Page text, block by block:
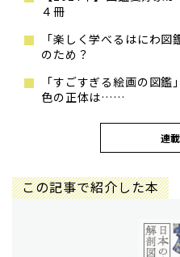
４冊
「楽しく学べるはにわ
のため？
「すごすぎる絵画の図
色の正体は……
連
この記事で紹介した本